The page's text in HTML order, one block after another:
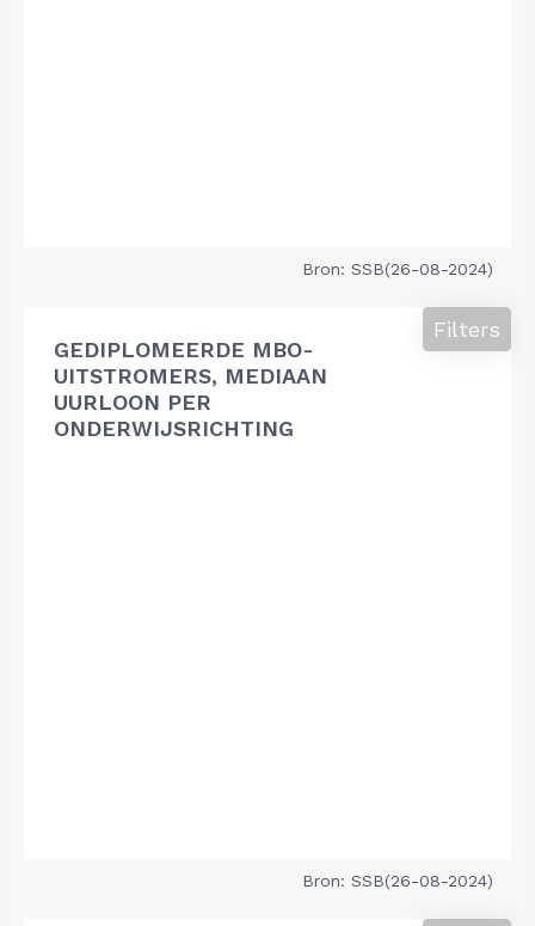
Bron: SSB(26-08-2024)
GEDIPLOMEERDE MBO-
UITSTROMERS, MEDIAAN
UURLOON PER
ONDERWIJSRICHTING
Filters
Bron: SSB(26-08-2024)